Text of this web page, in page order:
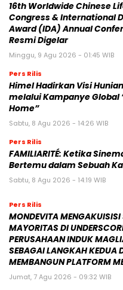
16th Worldwide Chinese
Congress & International
Award (IDA) Annual
Resmi Digelar
Minggu, 9 Agu 2026 - 01:45 WIB
Pers Rilis
Himel Hadirkan Visi
melalui Kampanye Global
Home”
Sabtu, 8 Agu 2026 - 14:26 WIB
Pers Rilis
FAMILIARITÉ: Ketika
Bertemu dalam Sebuah
Sabtu, 8 Agu 2026 - 14:19 WIB
Pers Rilis
MONDEVITA
MAYORITAS DI
PERUSAHAAN INDUK
SEBAGAI LANGKAH KEDUA
MEMBANGUN PLATFORM
Jumat, 7 Agu 2026 - 09:32 WIB